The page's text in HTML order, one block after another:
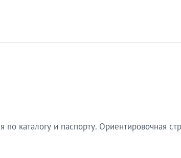
каталогу и паспорту. Ориентировочная